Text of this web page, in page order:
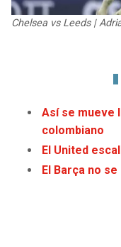
Chelsea vs Leeds |
Así se mueve
colombiano
El United
El Barça no